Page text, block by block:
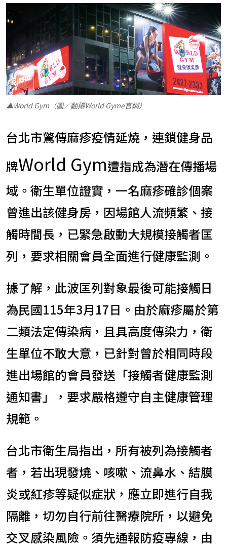
▲World Gym（圖／翻攝World Gyme官網）
台北市驚傳麻疹疫情延燒，連鎖健身品
牌World Gym遭指成為潛在傳播場
域。衛生單位證實，一名麻疹確診個案
曾進出該健身房，因場館人流頻繁、接
觸時間長，已緊急啟動大規模接觸者匡
列，要求相關會員全面進行健康監測。
據了解，此波匡列對象最後可能接觸日
為民國115年3月17日。由於麻疹屬於第
二類法定傳染病，且具高度傳染力，衛
生單位不敢大意，已針對曾於相同時段
進出場館的會員發送「接觸者健康監測
通知書」，要求嚴格遵守自主健康管理
規範。
台北市衛生局指出，所有被列為接觸者
者，若出現發燒、咳嗽、流鼻水、結膜
炎或紅疹等疑似症狀，應立即進行自我
隔離，切勿自行前往醫療院所，以避免
交叉感染風險。須先通報防疫專線，由